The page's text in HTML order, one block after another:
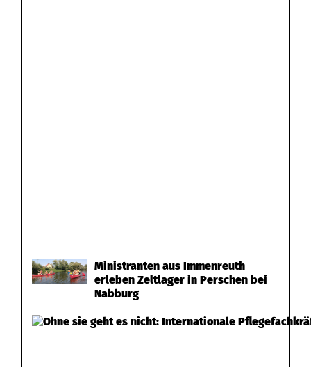
Ministranten aus Immenreuth
erleben Zeltlager in Perschen bei
Nabburg